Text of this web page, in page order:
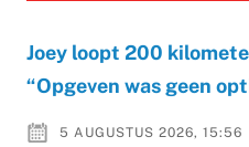
Joey loopt 200
“Opgeven was geen
5 AUGUSTUS 2026, 15:56